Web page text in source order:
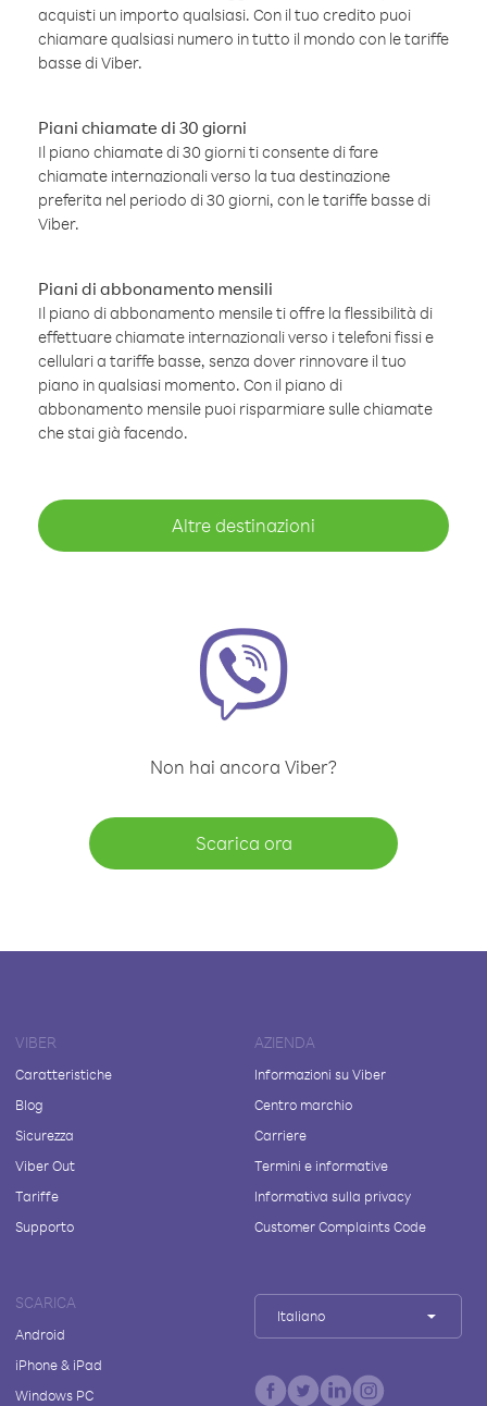
acquisti un importo qualsiasi. Con il tuo credito puoi
chiamare qualsiasi numero in tutto il mondo con le tariffe
basse di Viber.
Piani chiamate di 30 giorni
Il piano chiamate di 30 giorni ti consente di fare
chiamate internazionali verso la tua destinazione
preferita nel periodo di 30 giorni, con le tariffe basse di
Viber.
Piani di abbonamento mensili
Il piano di abbonamento mensile ti offre la flessibilità di
effettuare chiamate internazionali verso i telefoni fissi e
cellulari a tariffe basse, senza dover rinnovare il tuo
piano in qualsiasi momento. Con il piano di
abbonamento mensile puoi risparmiare sulle chiamate
che stai già facendo.
Altre destinazioni
Non hai ancora Viber?
Scarica ora
VIBER
Caratteristiche
Blog
Sicurezza
Viber Out
Tariffe
Supporto
AZIENDA
Informazioni su Viber
Centro marchio
Carriere
Termini e informative
Informativa sulla privacy
Customer Complaints Code
SCARICA
Android
iPhone & iPad
Windows PC
Italiano